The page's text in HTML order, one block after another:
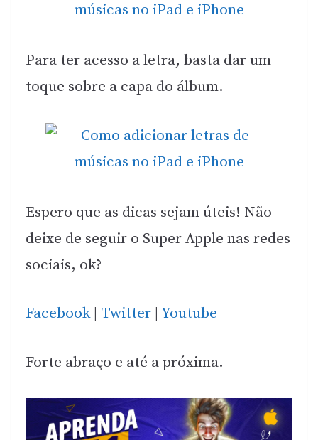
Para ter acesso a letra, basta dar um
toque sobre a capa do álbum.
Espero que as dicas sejam úteis! Não
deixe de seguir o Super Apple nas redes
sociais, ok?
Facebook| Twitter Youtube
Forte abraço e até a próxima.